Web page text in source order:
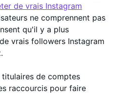
de vrais Instagram
ne comprennent pas
qu'il y a plus
vrais followers Instagram
de comptes
raccourcis pour faire